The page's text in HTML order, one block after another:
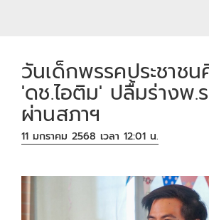
วันเด็กพรรคประชาช
'ดช.ไอติม' ปลื้มร่างพ.
ผ่านสภาฯ
11 มกราคม 2568 เวลา 12:01 น.